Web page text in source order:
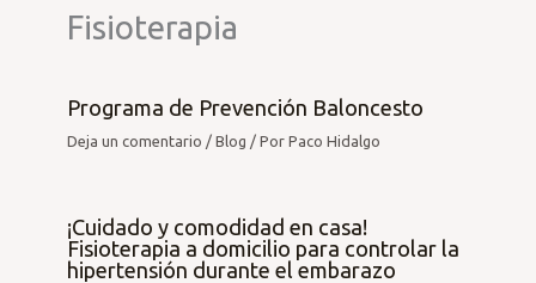
Fisioterapia
Programa de Prevención Baloncesto
Deja un comentario /Blog / PorPaco Hidalgo
¡Cuidado y comodidad en casa!
Fisioterapia a domicilio para controlar la
hipertensión durante el embarazo